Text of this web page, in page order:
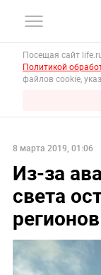
Посещая сайт
Политикой
файлов cookie,
8 марта 2019, 01:06
Из-за
света
регионов